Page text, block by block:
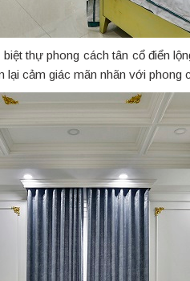
thự phong cách tân cổ điển
cảm giác mãn nhãn với phong